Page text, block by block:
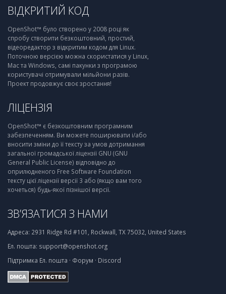
ВІДКРИТИЙ КОД
OpenShot™ було створено у 2008 році як
спробу створити безкоштовний, простий,
відеоредактор з відкритим кодом для Linux.
Поточною версією можна скористатися у Linux,
Mac та Windows, самі пакунки з програмою
користувачі отримували мільйони разів.
Проект продовжує своє зростання!
ЛІЦЕНЗІЯ
OpenShot™ є безкоштовним програмним
забезпеченням. Ви можете поширювати і/або
вносити зміни до її тексту за умов дотримання
загальної громадської ліцензії GNU (GNU
General Public License) відповідно до
оприлюдненого Free Software Foundation
тексту цієї ліцензії версії 3 або (якщо вам того
хочеться) будь-якої пізнішої версії.
ЗВ’ЯЗАТИСЯ З НАМИ
Адреса: 2931 Ridge Rd #101, Rockwall, TX 75032, United States
Ел. пошта: support@openshot.org
Підтримка Ел. пошта · Форум · Discord